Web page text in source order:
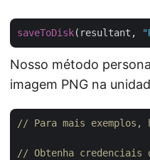
saveToDisk(resultant,
Nosso método
imagem PNG na
// Para mais exemplos,
// Obtenha credenciais